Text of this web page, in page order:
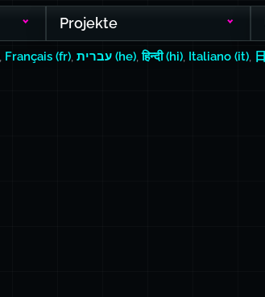
Projekte
Français (fr) עברית (he) ,हिन्दी (hi) Italiano (it)